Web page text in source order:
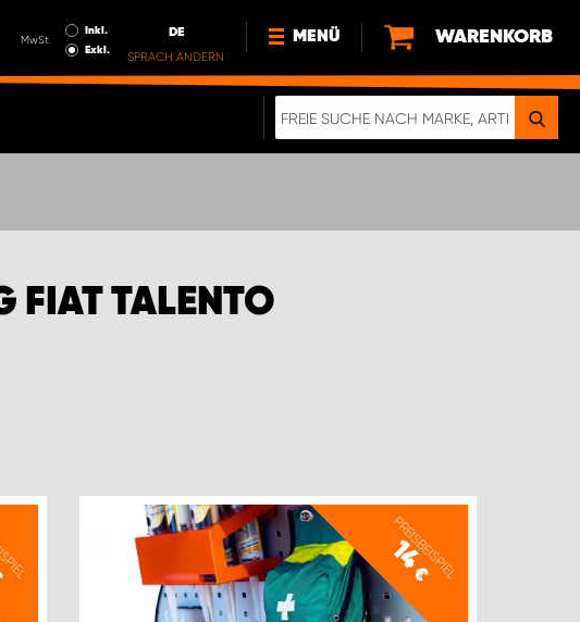
MwSt.
Inkl.
Exkl.
DE
SPRACH ÄNDERN
MENÜ
NEWS
WARENKORB
FIAT TALENTO
PREISBEISPIEL
14
€